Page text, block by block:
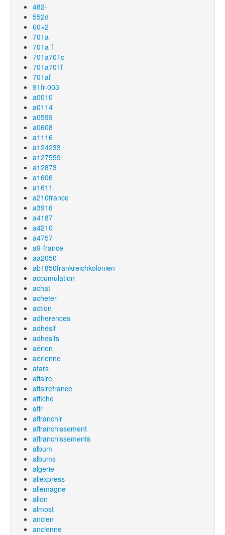
482-
552d
60×2
701a
701a-f
701a701c
701a701f
701af
91fr-003
a0010
a0114
a0599
a0608
a1116
a124233
a127559
a12873
a1606
a1611
a210france
a3916
a4187
a4210
a4757
a9-france
aa2050
ab1850frankreichkolonien
accumulation
achat
acheter
action
adherences
adhésif
adhesifs
aérien
aérienne
afars
affaire
affairefrance
affiche
affr
affranchir
affranchissement
affranchissements
album
albums
algerie
aliexpress
allemagne
allon
almost
ancien
ancienne